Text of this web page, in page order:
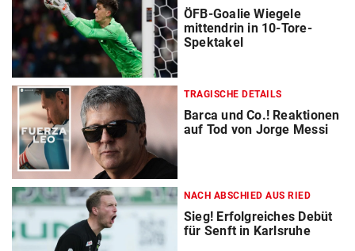
ÖFB-Goalie Wiegele
mittendrin in 10-Tore-
Spektakel
TRAGISCHE DETAILS
Barca und Co.! Reaktionen
auf Tod von Jorge Messi
NACH ABSCHIED AUS RIED
Sieg! Erfolgreiches Debüt
für Senft in Karlsruhe